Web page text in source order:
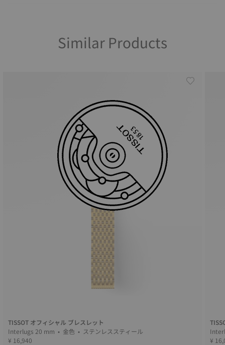
Similar Products
TISSOT オフィシャル ブレスレット
Interlugs 20 mm • 金色 • ステンレススティール
¥ 16,940
¥